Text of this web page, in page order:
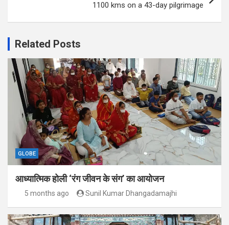
1100 kms on a 43-day pilgrimage
Related Posts
GLOBE
आध्यात्मिक होली ‘रंग जीवन के संग’ का आयोजन
5 months ago Sunil Kumar Dhangadamajhi